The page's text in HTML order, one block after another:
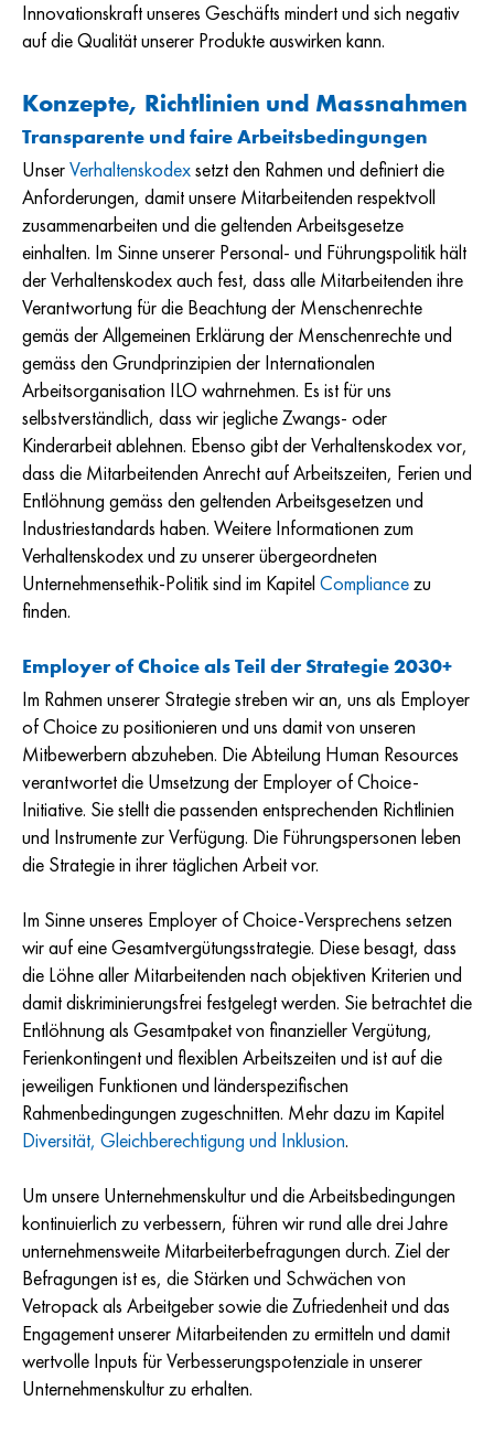
Innovationskraft unseres Geschäfts mindert und sich negativ
auf die Qualität unserer Produkte auswirken kann.
Konzepte, Richtlinien und Massnahmen
Transparente und faire Arbeitsbedingungen
UnserVerhaltenskodexsetzt den Rahmen und definiert die
Anforderungen, damit unsere Mitarbeitenden respektvoll
zusammenarbeiten und die geltenden Arbeitsgesetze
einhalten. Im Sinne unserer Personal- und Führungspolitik hält
der Verhaltenskodex auch fest, dass alle Mitarbeitenden ihre
Verantwortung für die Beachtung der Menschenrechte
gemäs der Allgemeinen Erklärung der Menschenrechte und
gemäss den Grundprinzipien der Internationalen
Arbeitsorganisation ILO wahrnehmen. Es ist für uns
selbstverständlich, dass wir jegliche Zwangs- oder
Kinderarbeit ablehnen. Ebenso gibt der Verhaltenskodex vor,
dass die Mitarbeitenden Anrecht auf Arbeitszeiten, Ferien und
Entlöhnung gemäss den geltenden Arbeitsgesetzen und
Industriestandards haben. Weitere Informationen zum
Verhaltenskodex und zu unserer übergeordneten
Unternehmensethik-Politik sind im Kapitel Compliancezu
finden.
Employer of Choice als Teil der Strategie 2030+
Im Rahmen unserer Strategie streben wir an, uns als Employer
of Choice zu positionieren und uns damit von unseren
Mitbewerbern abzuheben. Die Abteilung Human Resources
verantwortet die Umsetzung der Employer of Choice-
Initiative. Sie stellt die passenden entsprechenden Richtlinien
und Instrumente zur Verfügung. Die Führungspersonen leben
die Strategie in ihrer täglichen Arbeit vor.
Im Sinne unseres Employer of Choice-Versprechens setzen
wir auf eine Gesamtvergütungsstrategie. Diese besagt, dass
die Löhne aller Mitarbeitenden nach objektiven Kriterien und
damit diskriminierungsfrei festgelegt werden. Sie betrachtet die
Entlöhnung als Gesamtpaket von finanzieller Vergütung,
Ferienkontingent und flexiblen Arbeitszeiten und ist auf die
jeweiligen Funktionen und länderspezifischen
Rahmenbedingungen zugeschnitten. Mehr dazu im Kapitel
Diversität, Gleichberechtigung und Inklusion.
Um unsere Unternehmenskultur und die Arbeitsbedingungen
kontinuierlich zu verbessern, führen wir rund alle drei Jahre
unternehmensweite Mitarbeiterbefragungen durch. Ziel der
Befragungen ist es, die Stärken und Schwächen von
Vetropack als Arbeitgeber sowie die Zufriedenheit und das
Engagement unserer Mitarbeitenden zu ermitteln und damit
wertvolle Inputs für Verbesserungspotenziale in unserer
Unternehmenskultur zu erhalten.